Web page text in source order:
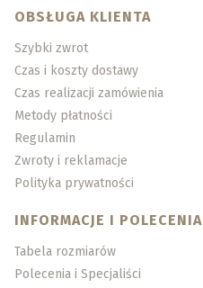
OBSŁUGA KLIENTA
Szybki zwrot
Czas i koszty dostawy
Czas realizacji zamówienia
Metody płatności
Regulamin
Zwroty i reklamacje
Polityka prywatności
INFORMACJE I POLECENIA
Tabela rozmiarów
Polecenia i Specjaliści